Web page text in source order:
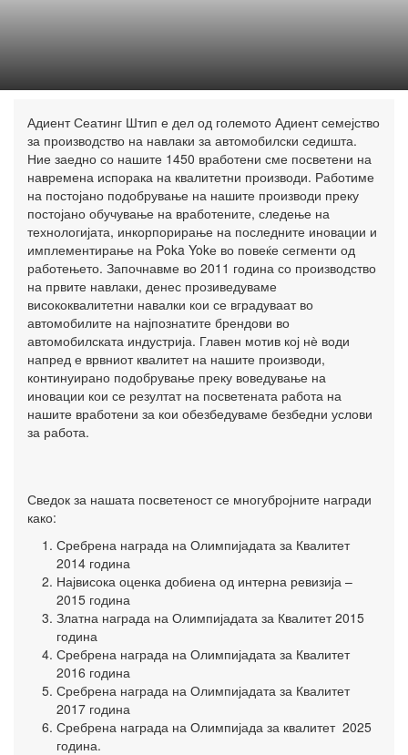
Адиент Сеатинг Штип е дел од големото Адиент семејство
за производство на навлаки за автомобилски седишта.
Ние заедно со нашите 1450 вработени сме посветени на
навремена испорака на квалитетни производи. Работиме
на постојано подобрување на нашите производи преку
постојано обучување на вработените, следење на
технологијата, инкорпорирање на последните иновации и
имплементирање на Poka Yokе во повеќе сегменти од
работењето. Започнавме во 2011 година со производство
на првите навлаки, денес прозиведуваме
висококвалитетни навалки кои се вградуваат во
автомобилите на најпознатите брендови во
автомобилската индустрија. Главен мотив кој нѐ води
напред е врвниот квалитет на нашите производи,
континуирано подобрување преку воведување на
иновации кои се резултат на посветената работа на
нашите вработени за кои обезбедуваме безбедни услови
за работа.
Сведок за нашата посветеност се многубројните награди
како:
Сребрена награда на Олимпијадата за Квалитет
2014 година
Највисока оценка добиена од интерна ревизија –
2015 година
Златна награда на Олимпијадата за Квалитет 2015
година
Сребрена награда на Олимпијадата за Квалитет
2016 година
Сребрена награда на Олимпијадата за Квалитет
2017 година
Сребрена награда на Олимпијада за квалитет 2025
година.